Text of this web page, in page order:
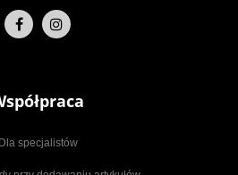
Dla specjalistów